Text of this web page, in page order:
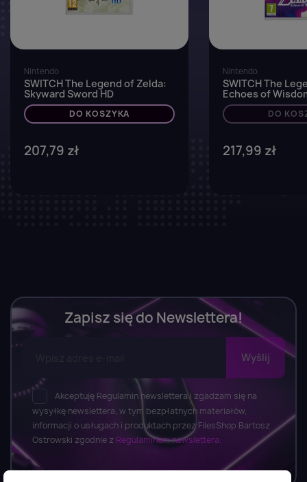
Nintendo
SWITCH The Legend of Zelda:
Skyward Sword HD
DO KOSZYKA
207,79 zł
Nintendo
SWITCH The
Echoes of
DO
217,99 zł
Zapisz się do Newslettera!
Akceptuję Regulamin newslettera i zgadzam się na
wysyłkę newslettera, w tym bezpłatnych materiałów,
informacji o usługach i produktach przez FilesShop Bartosz
Ostrowski zgodnie z Regulaminem newslettera.